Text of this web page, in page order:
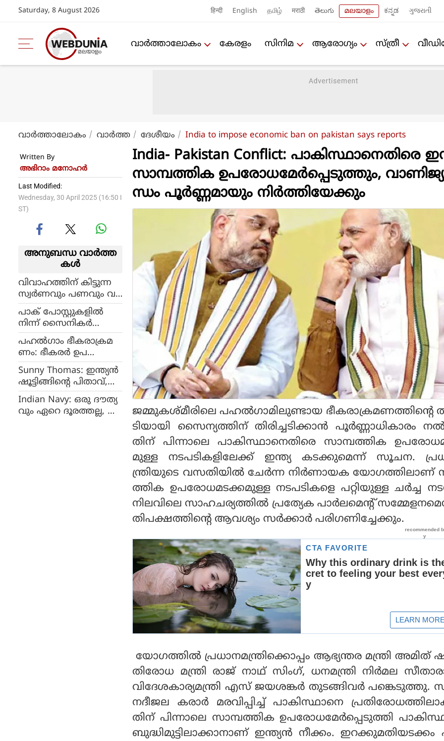
Saturday, 8 August 2026 हिन्दी English தமிழ் मराठी తెలుగు മലയാളം ಕನ್ನಡ ગુજરાતી
വാര്‍ത്താലോകം കേരളം സിനിമ ആരോഗ്യം സ്ത്രീ
വാര്‍ത്താലോകം വാര്‍ത്ത ദേശീയം India to impose economic ban on pakistan says reports
Written By
അഭിറാം മനോഹർ
Last Modified:
Wednesday, 30 April 2025 (16:50 I
ST)
അനുബന്ധ വാര്‍ത്ത
കള്‍
വിവാഹത്തിന് കിട്ടുന്ന
സ്വര്‍ണവും പണവും വ
ധുവിന്റേത് മാത്രം,
തെളിവ് ആവശ്യപ്പെട
രുതെന്ന് ഹൈക്കോടതി
പാക് പോസ്റ്റുകളില്‍
നിന്ന് സൈനികര്‍
പിന്മാറി; നടപടി തിരിച്ച
ടിയുണ്ടാകുമെന്ന മുന്ന
റിയിപ്പിനെ തുടര്‍ന്ന്
പഹല്‍ഗാം ഭീകരാക്രമ
ണം: ഭീകരര്‍ ഉപ
യോഗിച്ചത് ചൈനീസ്
വാര്‍ത്താ വിനിമയ
സംവിധാനമെന്ന് എ
ന്‍ഐഎയുടെ ക
ണ്ടെത്തല്‍
Sunny Thomas: ഇന്ത്യൻ
ഷൂട്ടിങ്ങിന്റെ പിതാവ്,
ദ്രോണാചാര്യ സണ്ണി
തോമസ് അന്തരിച്ചു
Indian Navy: ഒരു ദൗത്യ
വും ഏറെ ദൂരത്തല്ല, എ
India- Pakistan Conflict: പാകിസ്ഥാനെതിരെ
സാമ്പത്തിക ഉപരോധമേർപ്പെടുത്തും,
ന്ധം പൂർണ്ണമായും നിർത്തിയേക്കും
ജമ്മുകശ്മീരിലെ പഹല്‍ഗാമിലുണ്ടായ ഭീകരാക്രമണത്തിന്റെ
ടിയായി സൈന്യത്തിന് തിരിച്ചടിക്കാന്‍ പൂര്‍ണ്ണാധികാരം
തിന് പിന്നാലെ പാകിസ്ഥാനെതിരെ സാമ്പത്തിക
മുള്ള നടപടികളിലേക്ക് ഇന്ത്യ കടക്കുമെന്ന് സൂചന.
ന്ത്രിയുടെ വസതിയില്‍ ചേര്‍ന്ന നിര്‍ണായക യോഗത്തിലാണ്
ത്തിക ഉപരോധമടക്കമുള്ള നടപടികളെ പറ്റിയുള്ള ചര്‍ച്ച
നിലവിലെ സാഹചര്യത്തില്‍ പ്രത്യേക പാര്‍ലമെന്റ്
തിപക്ഷത്തിന്റെ ആവശ്യം സര്‍ക്കാര്‍ പരിഗണിച്ചേക്കും.
യോഗത്തില്‍ പ്രധാനമന്ത്രിക്കൊപ്പം ആഭ്യന്തര മന്ത്രി അമിത്
തിരോധ മന്ത്രി രാജ് നാഥ് സിംഗ്, ധനമന്ത്രി നിര്‍മല
വിദേശകാര്യമന്ത്രി എസ് ജയശങ്കര്‍ തുടങ്ങിവര്‍ പങ്കെടുത്തു.
നദീജല കരാര്‍ മരവിപ്പിച്ച് പാകിസ്ഥാനെ
തിന് പിന്നാലെ സാമ്പത്തിക ഉപരോധമേര്‍പ്പെടുത്തി
ബുദ്ധിമുട്ടിലാക്കാനാണ് ഇന്ത്യന്‍ നീക്കം. ഇറക്കുമതിയടക്കം